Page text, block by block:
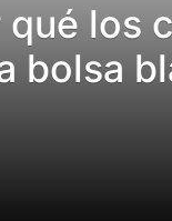
los
bolsa